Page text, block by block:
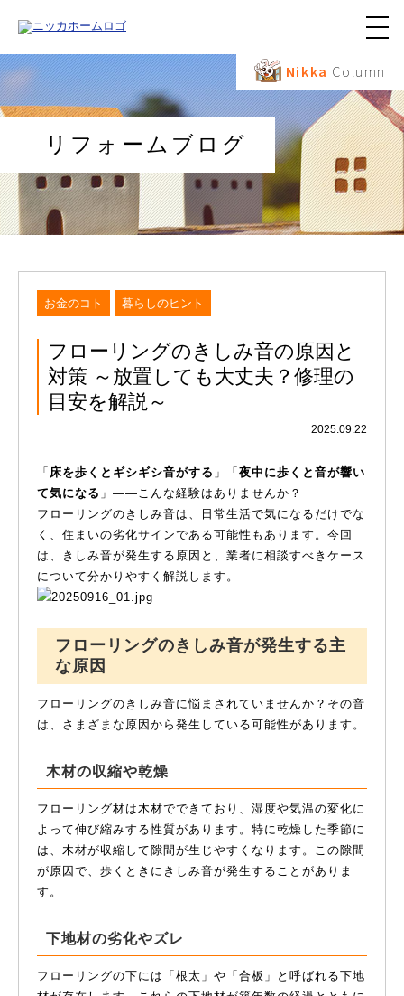
メ
ュ
ボ
タ
ン
Nikka Column
リフォームブログ
お金のコト 暮らしのヒント
フローリングのきしみ音の原因と
対策 ～放置しても大丈夫？修理の
目安を解説～
2025.09.22
「 床を歩くとギシギシ音がする 」「 夜中に歩くと音が響い
て気になる 」――こんな経験はありませんか？
フローリングのきしみ音は、日常生活で気になるだけでな
く、住まいの劣化サインである可能性もあります。今回
は、きしみ音が発生する原因と、業者に相談すべきケース
について分かりやすく解説します。
フローリングのきしみ音が発生する主
な原因
フローリングのきしみ音に悩まされていませんか？その音
は、さまざまな原因から発生している可能性があります。
木材の収縮や乾燥
フローリング材は木材でできており、湿度や気温の変化に
よって伸び縮みする性質があります。特に乾燥した季節に
は、木材が収縮して隙間が生じやすくなります。この隙間
が原因で、歩くときにきしみ音が発生することがありま
す。
下地材の劣化やズレ
フローリングの下には「根太」や「合板」と呼ばれる下地